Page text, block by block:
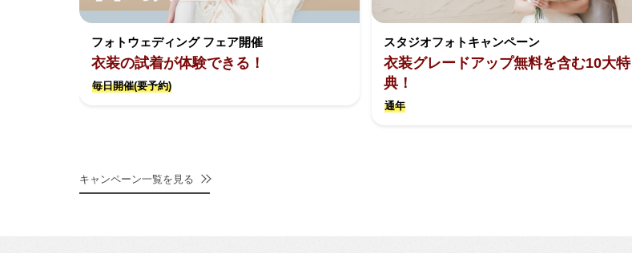
フォトウェディング フェア開催
衣装の試着が体験できる！
毎日開催(要予約)
スタジオフォトキャンペーン
衣装グレードアップ無料を含む10大特
典！
通年
キャンペーン一覧を見る